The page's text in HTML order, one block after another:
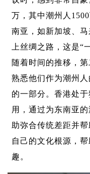
万，其中潮州人
南亚，如新加坡、
上丝绸之路，这是“
随着时间的推移，
熟悉他们作为潮州
的一部分。香港处
用，通过为东南亚
助弥合传统差距并
自己的文化根源，
趣。